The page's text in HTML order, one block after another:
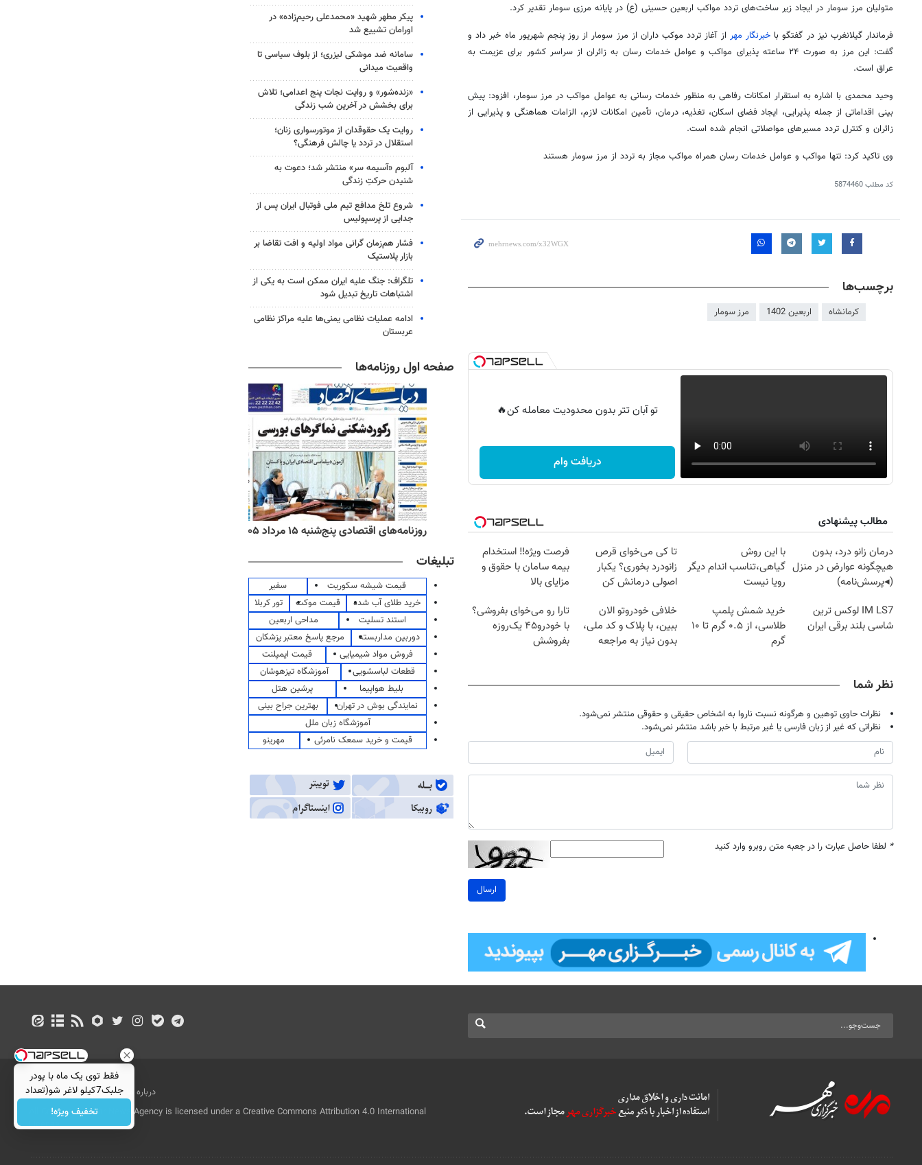
متولیان مرز سومار در ایجاد زیر ساخت‌های تردد مواکب اربعین حسینی (ع) در پایانه مرزی سومار تقدیر کرد.
فرماندارگیلانغرب نیز در گفتگو باخبرنگار مهر از آغاز تردد موکب داران از مرز سوماراز روز پنجم شهریور ماه خبر داد و
گفت: این مرز به صورت ۲۴ ساعته پذیرای مواکب و عوامل خدمات
رسان به زائران از سراسر کشور برای عزیمت به
عراق است.
وحید محمدی با اشاره به استقرار امکانات رفاهی به منظور خدمات رسانی به عوامل مواکب در مرزسومار، افزود: پیش
بینی اقداماتی از جمله پذیرایی، ایجاد فضای اسکان، تغذیه، درمان، تأمین امکانات لازم، الزامات هماهنگی و پذیرایی از
زائران و کنترل تردد مسیرهای مواصلاتی انجام شده است.
وی تاکید کرد: تنها مواکب و عوامل خدمات رسان همراه مواکب مجاز به تردد از مرز سومار هستند
کد مطلب5874460
برچسب‌ها
کرمانشاه اربعین 1402 مرز سومار
تو آبان تتر بدون محدودیت معامله کن🔥
دریافت وام
مطالب پیشنهادی
درمان زانو درد، بدون
هیچگونه عوارض در منزل
(◂پرسش‌نامه)
با این روش
گیاهی،تناسب اندام دیگر
رویا نیست
تا کی می‌خوای قرص
زانودرد بخوری؟ یکبار
اصولی درمانش کن
فرصت ویژه‼️ استخدام
بیمه سامان با حقوق و
مزایای بالا
IM LS7 لوکس ترین
شاسی بلند برقی ایران
خرید شمش پلمپ
طلاسی، از ۰.۵ گرم تا ۱۰
گرم
خلافی خودروتو الان
ببین، با پلاک و کد ملی،
بدون نیاز به مراجعه
تارا رو می‌خوای بفروشی؟
با خودرو۴۵ یک‌روزه
بفروشش
نظر شما
نظرات حاوی توهین و هرگونه نسبت ناروا به اشخاص حقیقی و حقوقی منتشر نمی‌شود.
نظراتی که غیر از زبان فارسی یا غیر مرتبط با خبر باشد منتشر نمی‌شود.
* لطفا حاصل عبارت را در جعبه متن روبرو وارد کنید
ارسال
پیکر مطهر شهید «محمدعلی رحیم‌زاده» در
اورامان تشییع شد
سامانه ضد موشکی لیزری؛ از بلوف سیاسی تا
واقعیت میدانی
«زنده‌شور» و روایت نجات پنج اعدامی؛ تلاش
برای بخشش در آخرین شب زندگی
روایت یک حقوقدان از موتورسواری زنان؛
استقلال در تردد یا چالش فرهنگی؟
آلبوم «آسیمه سر» منتشر شد؛ دعوت به
شنیدن حرکتِ زندگی
شروع تلخ مدافع تیم ملی فوتبال ایران پس از
جدایی از پرسپولیس
فشار هم‌زمان گرانی مواد اولیه و افت تقاضا بر
بازار پلاستیک
تلگراف: جنگ علیه ایران ممکن است به یکی از
اشتباهات تاریخ تبدیل شود
ادامه عملیات نظامی یمنی‌ها علیه مراکز نظامی
عربستان
صفحه اول روزنامه‌ها
روزنامه‌های صبح پنج‌شنبه ۱۵ مرداد ۱۴۰۵ روزنامه‌های ورزشی پنج‌شنبه ۱۵ مرداد ۱۴۰۵ روزنامه‌های اقتصادی پنج‌شنبه ۱۵ مرداد ۱۴۰۵
تبلیغات
قیمت شیشه سکوریت
سفیر
خرید طلای آب شده
قیمت موکت
تور کربلا
استند تسلیت
مداحی اربعین
دوربین مداربسته
مرجع پاسخ معتبر پزشکان
فروش مواد شیمیایی
قیمت ایمپلنت
قطعات لباسشویی
آموزشگاه تیزهوشان
بلیط هواپیما
پرشین هتل
نمایندگی بوش در تهران
بهترین جراح بینی
آموزشگاه زبان ملل
قیمت و خرید سمعک نامرئی
مهرینو
درباره ما تماس با ما
بازرگانی
All Content by Mehr News Agency is licensed under a Creative Commons Attribution 4.0 International
License.
فقط توی یک ماه با پودر
جلبک7کیلو لاغر شو(تعداد
محدود)
تخفیف ویژه!